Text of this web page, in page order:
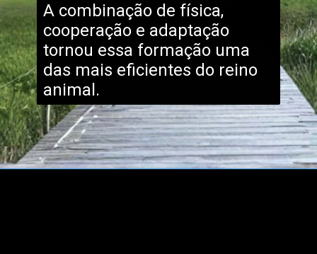
A combinação de física,
cooperação e adaptação
tornou essa formação uma
das mais eficientes do reino
animal.